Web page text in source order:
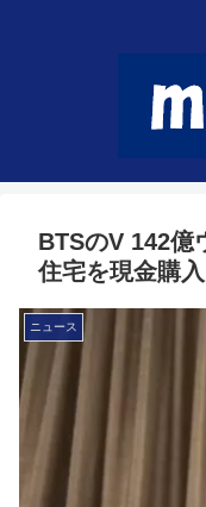
BTSのV 142億
住宅を現金購入
ニュース